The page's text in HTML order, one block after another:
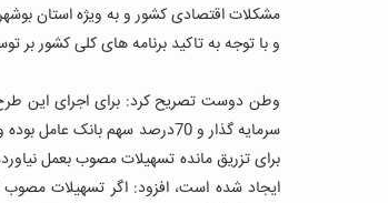
مشکلات اقتصادی کشور و به ویژه استان
و با توجه به تاکید برنامه های کلی کشور
سرمایه گذار و 70درصد سهم
برای تزریق مانده تسهیلات مصوب بعمل
ایجاد شده است، افزود: اگر تسهیلات